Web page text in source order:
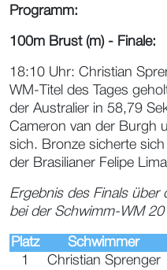
Programm:
100m Brust (m) - Finale:
18:10 Uhr: Christian
WM-Titel des Tages
der Australier in 58,79
Cameron van der Burgh
sich. Bronze sicherte
der Brasilianer Felipe
Ergebnis des Finals über
bei der Schwimm-WM
Platz Schwimmer
1
Christian Sprenger